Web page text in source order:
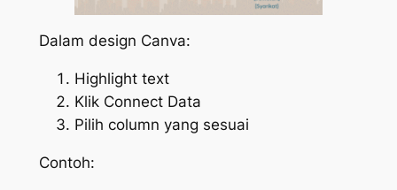
Dalam design Canva:
Highlight text
Klik Connect Data
Pilih column yang sesuai
Contoh: